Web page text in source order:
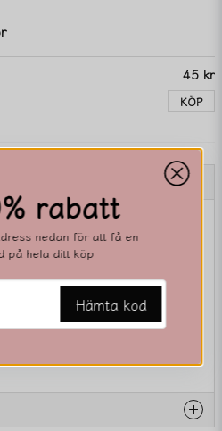
45 kr
KÖP
rabatt
nedan för att få en
på hela ditt köp
Hämta kod